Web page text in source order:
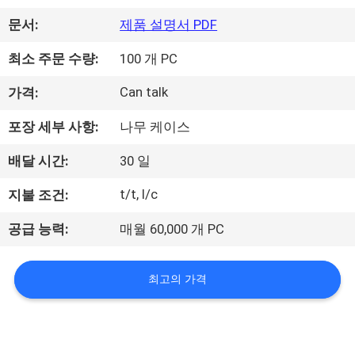
우
리
에
관
한
것
장
문서: 제품 설명서 PDF
최소 주문 수량: 100 개 PC
가격: Can talk
포장 세부 사항: 나무 케이스
배달 시간: 30 일
지불 조건: t/t, l/c
공급 능력: 매월 60,000 개 PC
최고의 가격